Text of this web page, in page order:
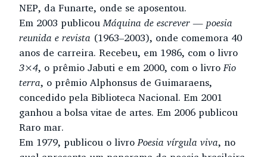
NEP, da Funarte, onde se aposentou.
Em 2003 publicouMáquina de escrever — poesia
reunida e revista (1963–2003), onde comemora 40
anos de carreira. Recebeu, em 1986, com o livro
3×4, o prêmio Jabuti e em 2000, com o livroFio
terra, o prêmio Alphonsus de Guimaraens,
concedido pela Biblioteca Nacional. Em 2001
ganhou a bolsa vitae de artes. Em 2006 publicou
Raro mar.
Em 1979, publicou o livroPoesia vírgula viva, no